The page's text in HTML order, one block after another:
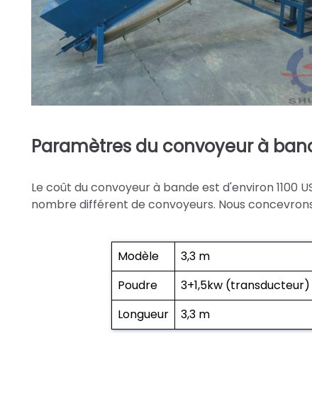
Paramètres du convoyeur à
Le coût du convoyeur à bande est d'environ 1100
nombre différent de convoyeurs. Nous
Modèle 3,3 m
Poudre
3+1,5kw (transducteur)
Longueur
3,3 m